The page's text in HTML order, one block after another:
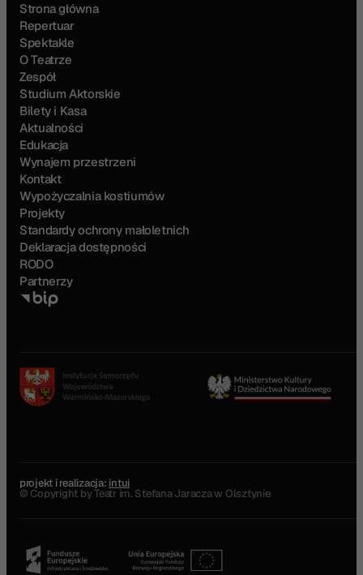
Strona główna
Repertuar
Spektakle
O Teatrze
Zespół
Studium Aktorskie
Bilety i Kasa
Aktualności
Edukacja
Wynajem przestrzeni
Kontakt
Wypożyczalnia kostiumów
Projekty
Standardy ochrony małoletnich
Deklaracja dostępności
RODO
Partnerzy
projekt i realizacja: intui
© Copyright by Teatr im. Stefana Jaracza w Olsztynie